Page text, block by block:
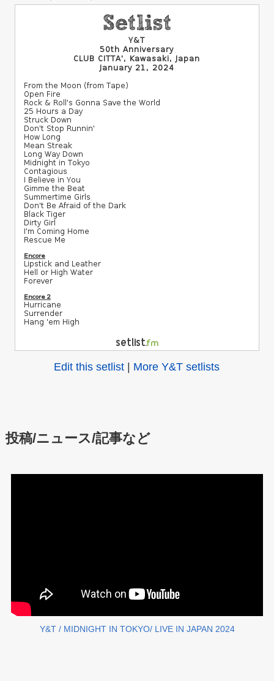
Edit this setlist | More Y&T setlists
投稿/ニュース/記事など
Y&T / MIDNIGHT IN TOKYO/ LIVE IN JAPAN 2024